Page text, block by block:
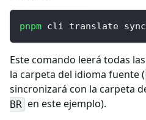
pnpm cli translate
Este comando leerá todas
la carpeta del idioma fuente (
sincronizará con la carpeta
BR en este ejemplo).